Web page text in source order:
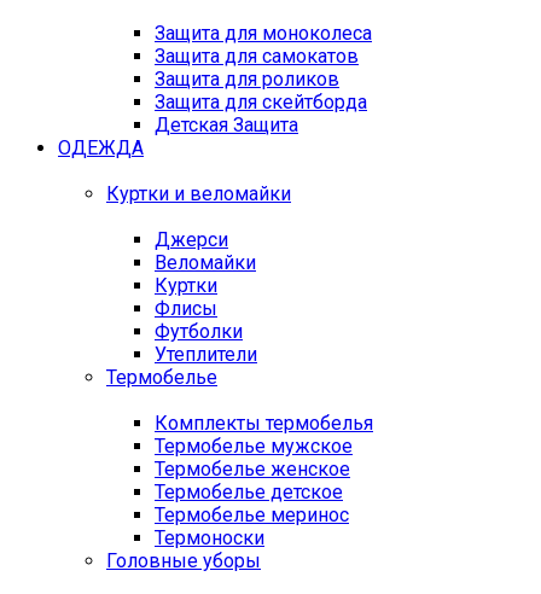
Защита для моноколеса
Защита для самокатов
Защита для роликов
Защита для скейтборда
Детская Защита
ОДЕЖДА
Куртки и веломайки
Джерси
Веломайки
Куртки
Флисы
Футболки
Утеплители
Термобелье
Комплекты термобелья
Термобелье мужское
Термобелье женское
Термобелье детское
Термобелье меринос
Термоноски
Головные уборы